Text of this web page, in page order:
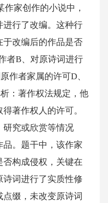
家创作的小说中，
进行了改编。这种行
于改编后的作品是否
者B、对原诗词进行
作者家属的许可D、
：著作权法规定，他
著作权人的许可。
研究或欣赏等情况
。题干中，该作家
构成侵权，关键在
词进行了实质性修
缀，未改变原诗词